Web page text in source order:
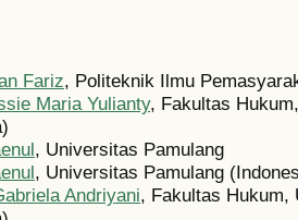
Fariz, Politeknik Ilmu
Maria Yulianty, Fakultas
, Universitas Pamulang
, Universitas Pamulang
Andriyani, Fakultas